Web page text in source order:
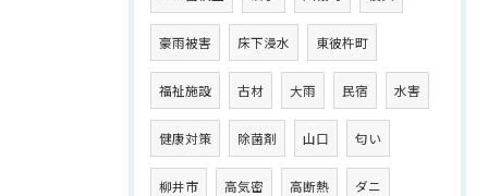
豪雨被害 床下浸水 東彼杵町
福祉施設 古材 大雨 民宿 水害
健康対策 除菌剤 山口 匂い
柳井市 高気密 高断熱 ダニ